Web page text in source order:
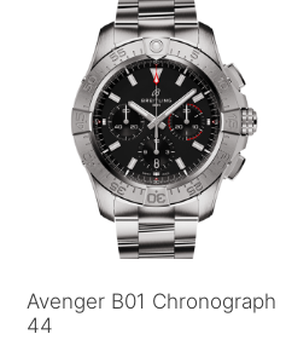
Avenger B01 Chronograph
44